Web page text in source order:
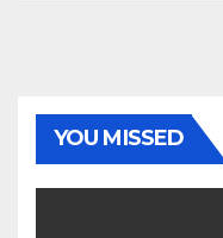
YOU MISSED